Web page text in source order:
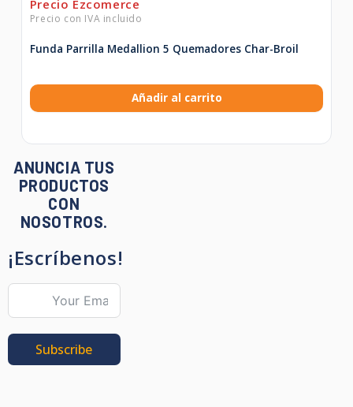
Funda Parrilla Medallion 5 Quemadores Char-Broil
Añadir al carrito
ANUNCIA TUS
PRODUCTOS
CON
NOSOTROS.
¡Escríbenos!
Subscribe